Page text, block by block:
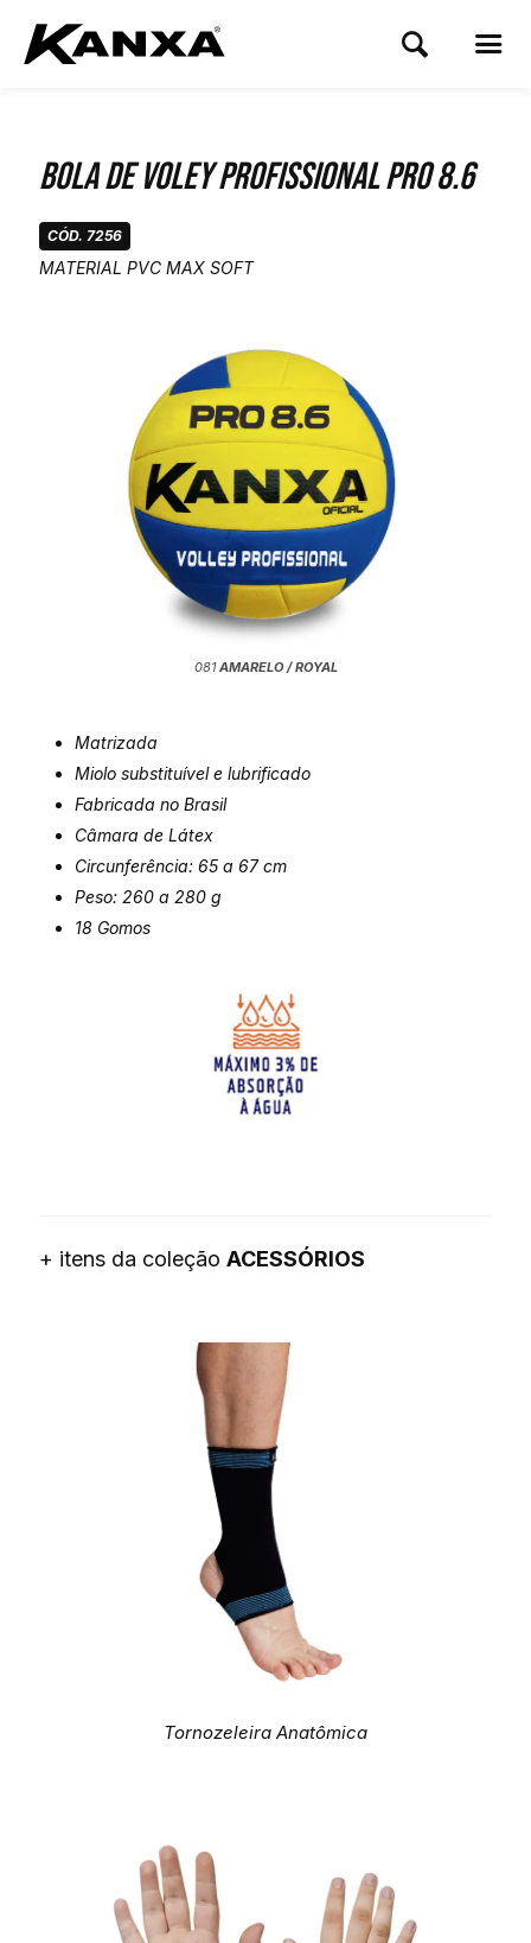
Bola de Voley Profissional Pro 8.6
CÓD. 7256
MATERIAL PVC MAX SOFT
081AMARELO / ROYAL
Matrizada
Miolo substituível e lubrificado
Fabricada no Brasil
Câmara de Látex
Circunferência: 65 a 67cm
Peso: 260 a 280 g
18 Gomos
+ itens da coleção ACESSÓRIOS
Tornozeleira Anatômica